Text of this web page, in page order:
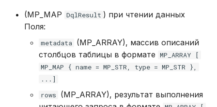
(MP_MAP DqlResult ) при чтении данных
Поля:
metadata (MP_ARRAY), массив описаний
столбцов таблицы в формате MP_ARRAY [
MP_MAP { name = MP_STR, type = MP_STR },
...]
rows
(MP_ARRAY), результат выполнения